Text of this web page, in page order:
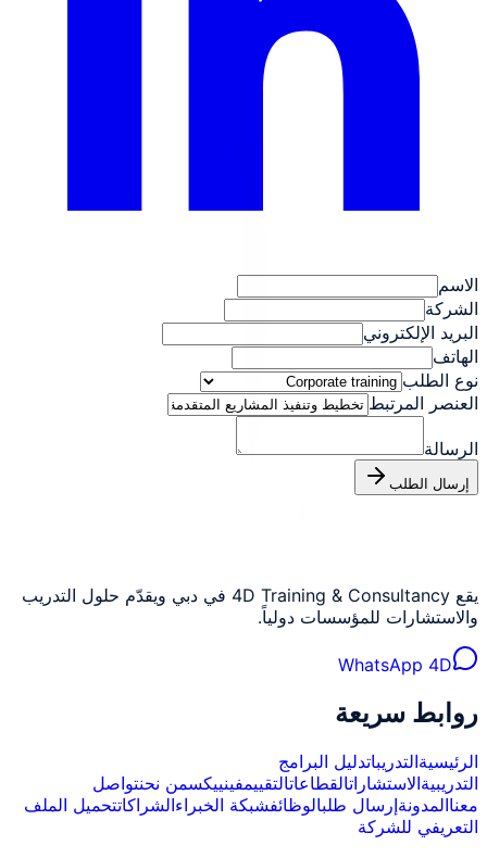
الاسم
الشركة
البريد الإلكتروني
الهاتف
نوع الطلب
العنصر المرتبط
الرسالة
إرسال الطلب
يقع 4D Training & Consultancy في دبي ويقدّم حلول التدريب
والاستشارات للمؤسسات دولياً.
WhatsApp 4D
روابط سريعة
الرئيسيةالتدريباتدليل البرامج
التدريبيةالاستشاراتالقطاعاتالتقييمفينييكسمن نحنتواصل
معناالمدونةإرسال طلبالوظائفشبكة الخبراءالشراكاتتحميل الملف
التعريفي للشركة